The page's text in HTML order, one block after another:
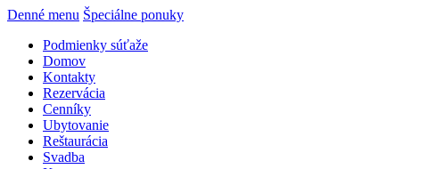
Denné menu Špeciálne ponuky
Podmienky súťaže
Domov
Kontakty
Rezervácia
Cenníky
Ubytovanie
Reštaurácia
Svadba